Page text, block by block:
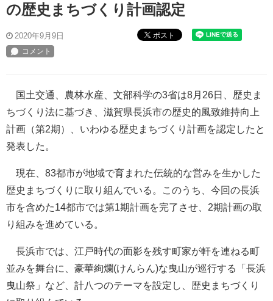
の歴史まちづくり計画認定
2020年9月9日 ポスト
国土交通、農林水産、文部科学の3省は8月26日、歴史ま
ちづくり法に基づき、滋賀県長浜市の歴史的風致維持向上
計画（第2期）、いわゆる歴史まちづくり計画を認定したと
発表した。
現在、83都市が地域で育まれた伝統的な営みを生かした
歴史まちづくりに取り組んでいる。このうち、今回の長浜
市を含めた14都市では第1期計画を完了させ、2期計画の取
り組みを進めている。
長浜市では、江戸時代の面影を残す町家が軒を連ねる町
並みを舞台に、豪華絢爛(けんらん)な曳山が巡行する「長浜
曳山祭」など、計八つのテーマを設定し、歴史まちづくり